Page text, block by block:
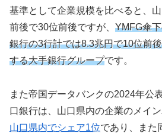
基準として企業規模を比べると、
前後で30位前後ですが、 YMFG傘
銀行の3行計では8.3兆円で10位前
する大手銀行グループです。
また帝国データバンクの2024年公
口銀行は、山口県内の企業のメイ
山口県内でシェア1位であり、また